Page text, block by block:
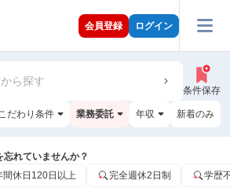
会員登録 ログイン
ら探す
条件保存
だわり条件 業務委託 年収 新着のみ
れていませんか？
間休日120日以上 完全週休2日制 学歴